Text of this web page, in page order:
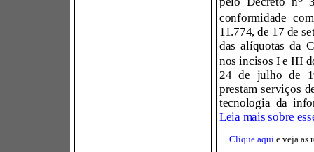
conformidade
11.774, de 17 de
das alíquotas da
nos incisos I e III
24 de julho de
prestam serviços
tecnologia da
Leia mais sobre
Clique aquie veja as